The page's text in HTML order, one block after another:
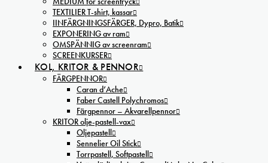
TEXTILIER T-shirt, kassar
IINFÄRGNINGSFÄRGER, Dypro, Batik
EXPONERING av ram
OMSPÄNNIG av screenram
SCREENKURSER
KOL, KRITOR & PENNOR
FÄRGPENNOR
Caran d’Ache
Faber Castell Polychromos
Färgpennor – Akvarellpennor
KRITOR olje-pastell-vax
Oljepastell
Sennelier Oil Stick
Torrpastell, Softpastell